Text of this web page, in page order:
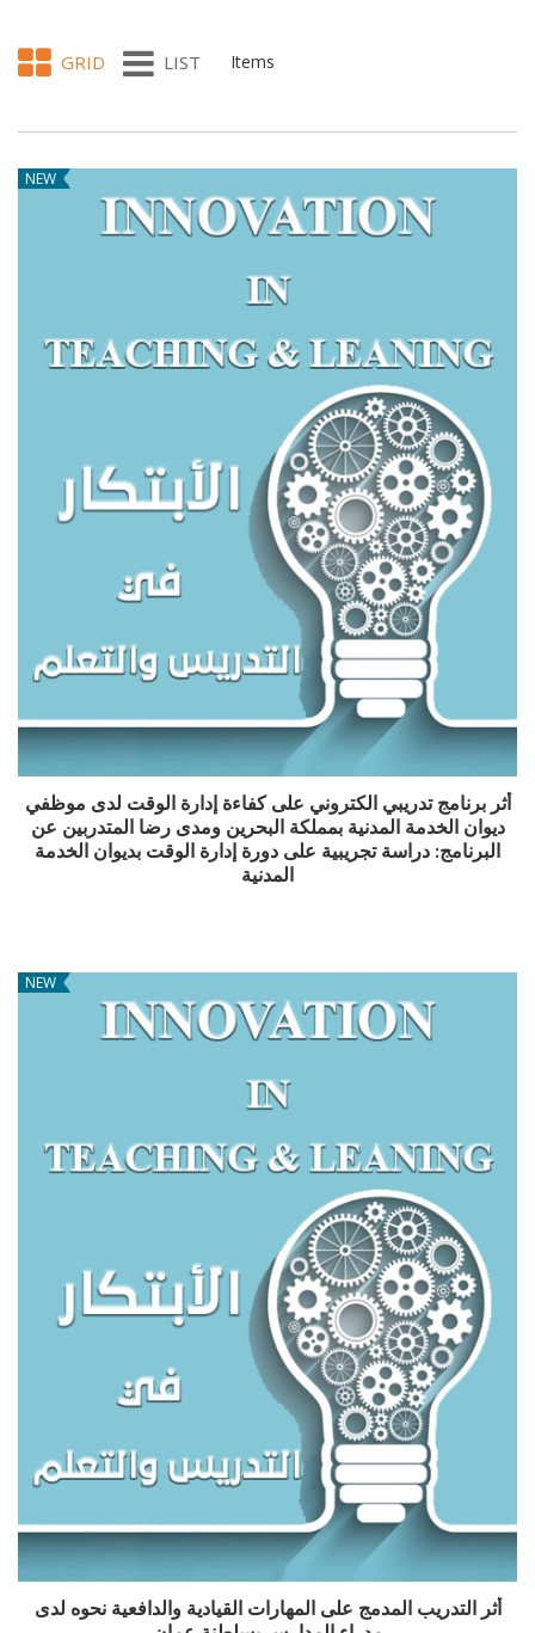
GRID LIST Items
NEW
أثر برنامج تدريبي الكتروني على كفاءة إدارة الوقت لدى موظفي
ديوان الخدمة المدنية بمملكة البحرين ومدى رضا المتدربين عن
البرنامج: دراسة تجريبية على دورة إدارة الوقت بديوان الخدمة
المدنية
NEW
أثر التدريب المدمج على المهارات القيادية والدافعية نحوه لدى